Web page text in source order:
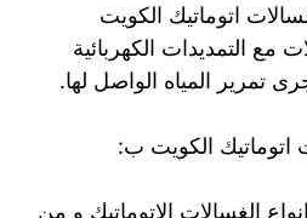
اتوماتيك الكويت
مع التمديدات الكهربائية
تمرير المياه الواصل لها.
اتوماتيك الكويت ب:
الغسالات الاتوماتيك و من